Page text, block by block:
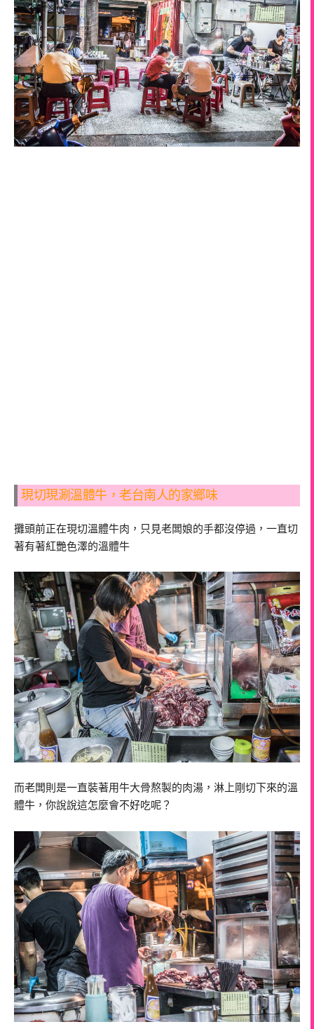
現切現涮溫體牛，老台南人的家鄉味
攤頭前正在現切溫體牛肉，只見老闆娘的手都沒停過，一直切
著有著紅艷色澤的溫體牛
而老闆則是一直裝著用牛大骨熬製的肉湯，淋上剛切下來的溫
體牛，你說說這怎麼會不好吃呢？